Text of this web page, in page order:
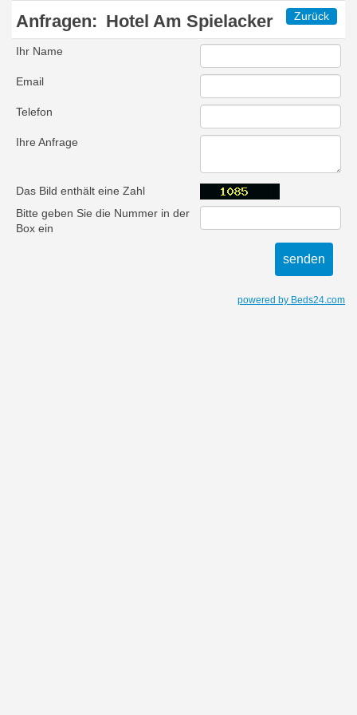
Zurück
Anfragen: Hotel Am Spielacker
Ihr Name
Email
Telefon
Ihre Anfrage
Das Bild enthält eine Zahl
Bitte geben Sie die Nummer in der
Box ein
powered by Beds24.com